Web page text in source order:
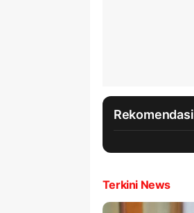
Rekomendasi
Terkini News